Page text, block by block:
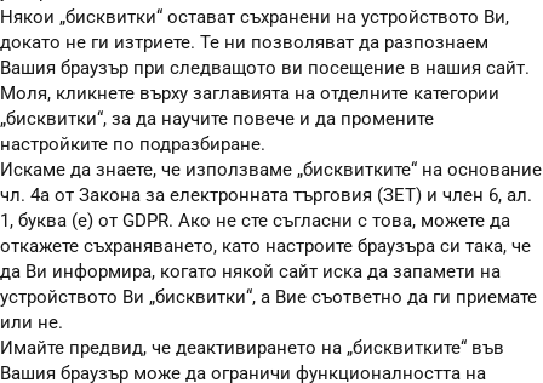
Някои „бисквитки“ остават съхранени на устройството Ви,
докато не ги изтриете. Те ни позволяват да разпознаем
Вашия браузър при следващото ви посещение в нашия сайт.
Моля, кликнете върху заглавията на отделните категории
„бисквитки“, за да научите повече и да промените
настройките по подразбиране.
Искаме да знаете, че използваме „бисквитките“ на основание
чл. 4а от Закона за електронната търговия (ЗЕТ) и член 6, ал.
1, буква (е) от GDPR. Ако не сте съгласни с това, можете да
откажете съхраняването, като настроите браузъра си така, че
да Ви информира, когато някой сайт иска да запамети на
устройството Ви „бисквитки“, а Вие съответно да ги приемате
или не.
Имайте предвид, че деактивирането на „бисквитките“ във
Вашия браузър може да ограничи функционалността на